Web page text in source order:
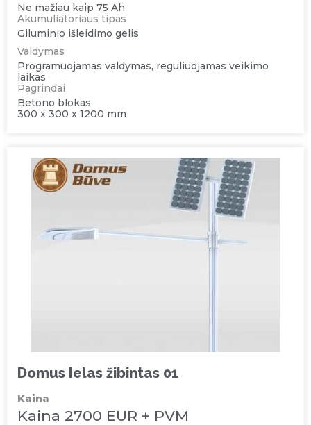
Ne mažiau kaip 75 Ah
Akumuliatoriaus tipas
Giluminio išleidimo gelis
Valdymas
Programuojamas valdymas, reguliuojamas veikimo
laikas
Pagrindai
Betono blokas
300 x 300 x 1200 mm
Domus Ielas žibintas 01
Kaina
Kaina 2700 EUR + PVM